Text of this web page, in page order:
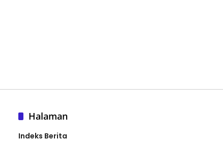
Halaman
Indeks Berita